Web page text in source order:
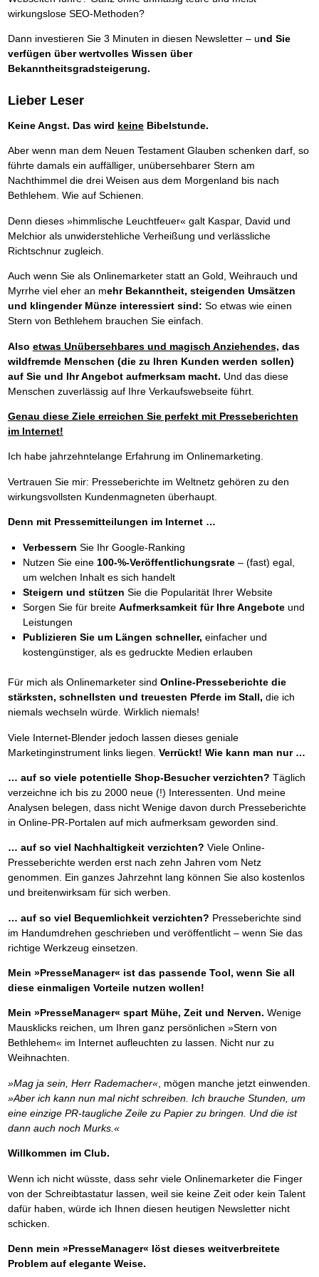
Ihren Zeitgewinn maximieren
GbR als Einzelperson gründen
wirkungslose SEO-Methoden?
Dann investieren Sie 3 Minuten in diesen Newsletter – und Sie
verfügen über wertvolles Wissen über
Bekanntheitsgradsteigerung.
Lieber Leser
Keine Angst. Das wird keineBibelstunde.
Aber wenn man dem Neuen Testament Glauben schenken darf, so
führte damals ein auffälliger, unübersehbarer Stern am
Nachthimmel die drei Weisen aus dem Morgenland bis nach
Bethlehem. Wie auf Schienen.
Denn dieses »himmlische Leuchtfeuer« galt Kaspar, David und
Melchior als unwiderstehliche Verheißung und verlässliche
Richtschnur zugleich.
Auch wenn Sie als Onlinemarketer statt an Gold, Weihrauch und
Myrrhe viel eher an mehr Bekanntheit, steigenden Umsätzen
und klingender Münze interessiert sind: So etwas wie einen
Stern von Bethlehem brauchen Sie einfach.
Also etwas Unübersehbares und magisch Anziehendes, das
wildfremde Menschen (die zu Ihren Kunden werden sollen)
auf Sie und Ihr Angebot aufmerksam macht. Und das diese
Menschen zuverlässig auf Ihre Verkaufswebseite führt.
Genau diese Ziele erreichen Sie perfekt mit Presseberichten
im Internet!
Ich habe jahrzehntelange Erfahrung im Onlinemarketing.
Vertrauen Sie mir: Presseberichte im Weltnetz gehören zu den
wirkungsvollsten Kundenmagneten überhaupt.
Denn mit Pressemitteilungen im Internet …
Verbessern Sie Ihr Google-Ranking
Nutzen Sie eine 100-%-Veröffentlichungsrate – (fast) egal,
um welchen Inhalt es sich handelt
Steigern und stützen Sie die Popularität Ihrer Website
Sorgen Sie für breiteAufmerksamkeit für Ihre Angebote und
Leistungen
Publizieren Sie um Längen schneller, einfacher und
kostengünstiger, als es gedruckte Medien erlauben
Für mich als Onlinemarketer sind Online-Presseberichte die
stärksten, schnellsten und treuesten Pferde im Stall, die ich
niemals wechseln würde. Wirklich niemals!
Viele Internet-Blender jedoch lassen dieses geniale
Marketinginstrument links liegen. Verrückt! Wie kann man nur …
… auf so viele potentielle Shop-Besucher verzichten? Täglich
verzeichne ich bis zu 2000 neue (!) Interessenten. Und meine
Analysen belegen, dass nicht Wenige davon durch Presseberichte
in Online-PR-Portalen auf mich aufmerksam geworden sind.
… auf so viel Nachhaltigkeit verzichten? Viele Online-
Presseberichte werden erst nach zehn Jahren vom Netz
genommen. Ein ganzes Jahrzehnt lang können Sie also kostenlos
und breitenwirksam für sich werben.
… auf so viel Bequemlichkeit verzichten? Presseberichte sind
im Handumdrehen geschrieben und veröffentlicht – wenn Sie das
richtige Werkzeug einsetzen.
Mein »PresseManager« ist das passende Tool, wenn Sie all
diese einmaligen Vorteile nutzen wollen!
Mein »PresseManager« spart Mühe, Zeit und Nerven. Wenige
Mausklicks reichen, um Ihren ganz persönlichen »Stern von
Bethlehem« im Internet aufleuchten zu lassen. Nicht nur zu
Weihnachten.
»Mag ja sein, Herr Rademacher«, mögen manche jetzt einwenden.
»Aber ich kann nun mal nicht schreiben. Ich brauche Stunden, um
eine einzige PR-taugliche Zeile zu Papier zu bringen. Und die ist
dann auch noch Murks.«
Willkommen im Club.
Wenn ich nicht wüsste, dass sehr viele Onlinemarketer die Finger
von der Schreibtastatur lassen, weil sie keine Zeit oder kein Talent
dafür haben, würde ich Ihnen diesen heutigen Newsletter nicht
schicken.
Denn mein »PresseManager« löst dieses weitverbreitete
Problem auf elegante Weise.